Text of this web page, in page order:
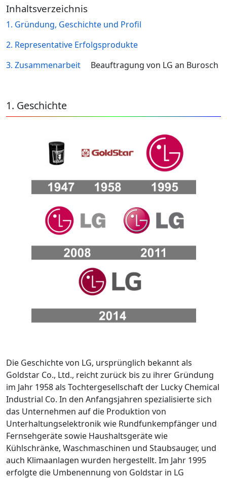
Inhaltsverzeichnis
1. Gründung, Geschichte und Profil
2. Representative Erfolgsprodukte
3. Zusammenarbeit
Beauftragung von LG an Burosch
1. Geschichte
Die Geschichte von LG, ursprünglich bekannt als
Goldstar Co., Ltd., reicht zurück bis zu ihrer Gründung
im Jahr 1958 als Tochtergesellschaft der Lucky Chemical
Industrial Co. In den Anfangsjahren spezialisierte sich
das Unternehmen auf die Produktion von
Unterhaltungselektronik wie Rundfunkempfänger und
Fernsehgeräte sowie Haushaltsgeräte wie
Kühlschränke, Waschmaschinen und Staubsauger, und
auch Klimaanlagen wurden hergestellt. Im Jahr 1995
erfolgte die Umbenennung von Goldstar in LG